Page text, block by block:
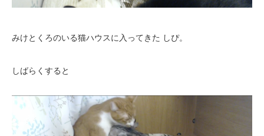
みけとくろのいる猫ハウスに入ってきた しぴ。
しばらくすると